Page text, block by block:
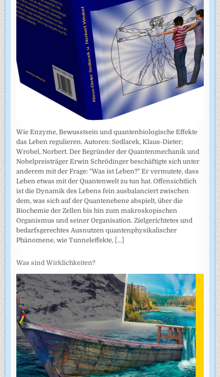
Wie Enzyme, Bewusstsein und quantenbiologische Effekte
das Leben regulieren. Autoren: Sedlacek, Klaus-Dieter;
Wrobel, Norbert. Der Begründer der Quantenmechanik und
Nobelpreisträger Erwin Schrödinger beschäftigte sich unter
anderem mit der Frage: "Was ist Leben?" Er vermutete, dass
Leben etwas mit der Quantenwelt zu tun hat. Offensichtlich
ist die Dynamik des Lebens fein ausbalanciert zwischen
dem, was sich auf der Quantenebene abspielt, über die
Biochemie der Zellen bis hin zum makroskopischen
Organismus und seiner Organisation. Zielgerichtetes und
bedarfsgerechtes Ausnutzen quantenphysikalischer
Phänomene, wie Tunneleffekte, [...]
Was sind Wirklichkeiten?